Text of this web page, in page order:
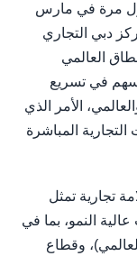
مرة في مارس
دبي التجاري
العالمي
في تسريع
الأمر الذي
المباشرة
إن دي محفظة تزيد عن 40 علامة تجارية تمثل
النمو، بما في
وقطاع